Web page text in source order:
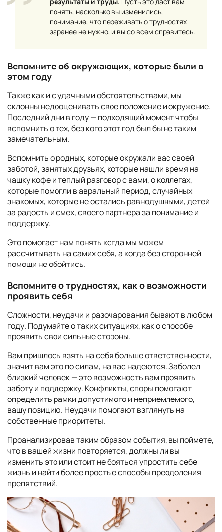
понять, насколько вы изменились,
понимание, что переживать о трудностях
заранее не нужно, и вы со всем справитесь.
Вспомните об окружающих, которые были в
этом году
Также как и с удачными обстоятельствами, мы
склонны недооценивать свое положение и окружение.
Последний дни в году — подходящий момент чтобы
вспомнить о тех, без кого этот год был бы не таким
замечательным.
Вспомнить о родных, которые окружали вас своей
заботой, занятых друзьях, которые нашли время на
чашку кофе и теплый разговор с вами, о коллегах,
которые помогли в авральный период, случайных
знакомых, которые не остались равнодушными, детей
за радость и смех, своего партнера за понимание и
поддержку.
Это помогает нам понять когда мы можем
рассчитывать на самих себя, а когда без сторонней
помощи не обойтись.
Вспомните о трудностях, как о возможности
проявить себя
Сложности, неудачи и разочарования бывают в любом
году. Подумайте о таких ситуациях, как о способе
проявить свои сильные стороны.
Вам пришлось взять на себя больше ответственности,
значит вам это по силам, на вас надеются. Заболел
близкий человек — это возможность вам проявить
заботу и поддержку. Конфликты, споры помогают
определить рамки допустимого и неприемлемого,
вашу позицию. Неудачи помогают взглянуть на
собственные приоритеты.
Проанализировав таким образом события, вы поймете,
что в вашей жизни повторяется, должны ли вы
изменить это или стоит не бояться упростить себе
жизнь и найти более простые способы преодоления
препятствий.